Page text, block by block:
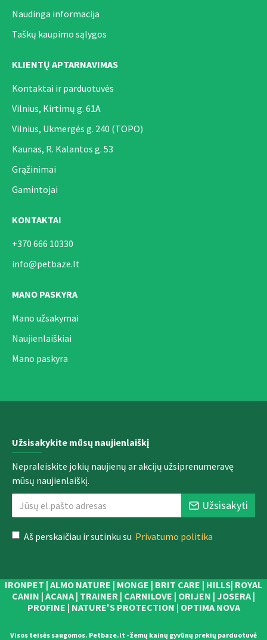
Naudinga informacija
Taškų kaupimo sąlygos
KLIENTŲ APTARNAVIMAS
Kontaktai ir parduotuvės
Vilnius, Kirtimų g. 61A
Vilnius, Ukmergės g. 240 (TOPO)
Kaunas, R. Kalantos g. 53
Grąžinimai
Gamintojai
KONTAKTAI
+370 666 10330
info@petbaze.lt
MANO PASKYRA
Mano užsakymai
Naujienlaiškiai
Mano paskyra
Užsisakykite mūsų naujienlaiškį
Nepraleiskite jokių naujienų ar akcijų užsiprenumeravę
mūsų naujienlaiškį.
Užsisakyti
Aš perskaičiau ir sutinku su Privatumo politika
IRONPET | ALMO NATURE | MONGE | BRIT CARE | HILLS| ROYAL
CANIN | ACANA | TRAINER | CARNILOVE | ORIJEN | JOSERA |
PROFINE | NATURE'S PROTECTION | OPTIMA NOVA
Visos teisės saugomos. Petbaze.lt - žemų kainų gyvūnų prekių parduotuvė